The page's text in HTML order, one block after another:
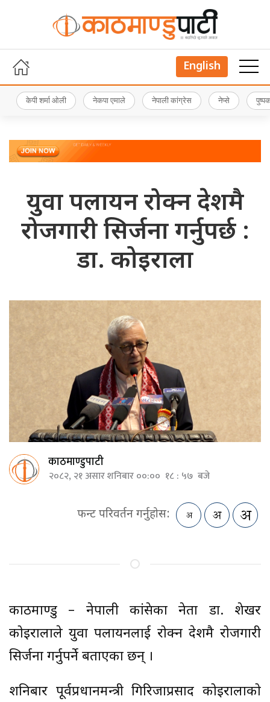
English
केपी शर्मा ओली नेकपा एमाले नेपाली कांग्रेस नेप्से
युवा पलायन रोक्न देशमै
रोजगारी सिर्जना गर्नुपर्छ :
डा. कोइराला
काठमाण्डुपाटी
२०८२, २१ असार शनिबार ००:०० १८ : ५७ बजे
फन्ट परिवर्तन गर्नुहोस:
काठमाण्डु – नेपाली कांग्रेसका नेता डा. शेखर
कोइरालाले युवा पलायनलाई रोक्न देशमै रोजगारी
सिर्जना गर्नुपर्ने बताएका छन् ।
शनिबार पूर्वप्रधानमन्त्री गिरिजाप्रसाद कोइरालाको